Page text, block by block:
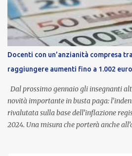
Docenti con un’anzianità compresa
raggiungere aumenti fino a 1.002
Dal prossimo gennaio gli insegnanti
novità importante in busta paga:
rivalutata sulla base dell’inflazione
2024. Una misura che porterà anche